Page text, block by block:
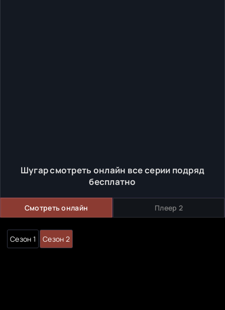
Шугар смотреть онлайн все серии подряд
бесплатно
Смотреть онлайн Плеер 2
Сезон 1 Сезон 2